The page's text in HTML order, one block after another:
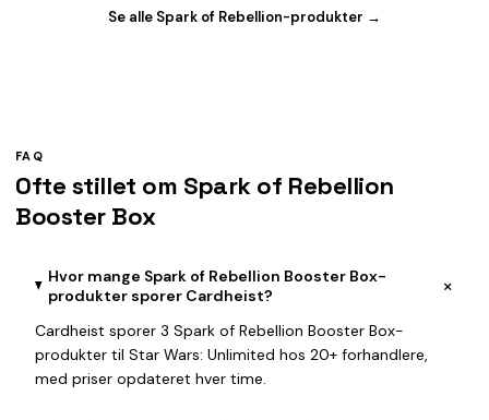
Se alle Spark of Rebellion-produkter →
FAQ
Ofte stillet om Spark of Rebellion
Booster Box
Hvor mange Spark of Rebellion Booster Box-
produkter sporer Cardheist?
+
Cardheist sporer 3 Spark of Rebellion Booster Box-
produkter til Star Wars: Unlimited hos 20+ forhandlere,
med priser opdateret hver time.